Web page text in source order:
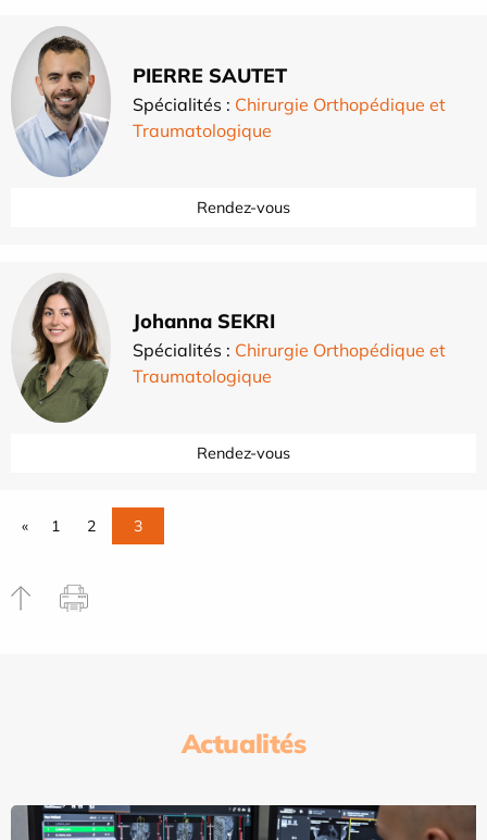
PIERRE SAUTET
Spécialités : Chirurgie Orthopédique et
Traumatologique
Rendez-vous
Johanna SEKRI
Spécialités : Chirurgie Orthopédique et
Traumatologique
Rendez-vous
« 1 2 3
Actualités